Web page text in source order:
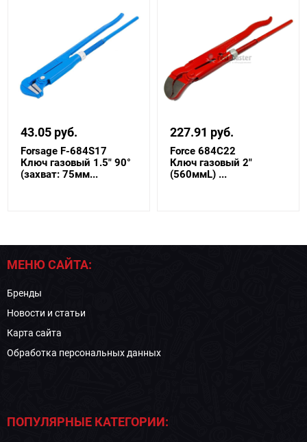
43.05 руб.
Forsage F-684S17
Ключ газовый 1.5" 90°
(захват: 75мм...
227.91 руб.
Force 684C22
Ключ газовый 2"
(560ммL) ...
МЕНЮ САЙТА:
Бренды
Новости и статьи
Карта сайта
Обработка персональных данных
ПОПУЛЯРНЫЕ КАТЕГОРИИ: